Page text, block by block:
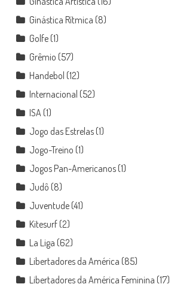
Ginástica Rítmica (8)
Golfe(1)
Grêmio (57)
Handebol (12)
Internacional (52)
ISA(1)
Jogo das Estrelas(1)
Jogo-Treino (1)
Jogos Pan-Americanos(1)
Judô (8)
Juventude(41)
Kitesurf(2)
La Liga (62)
Libertadores da América (85)
Libertadores da América Feminina (17)